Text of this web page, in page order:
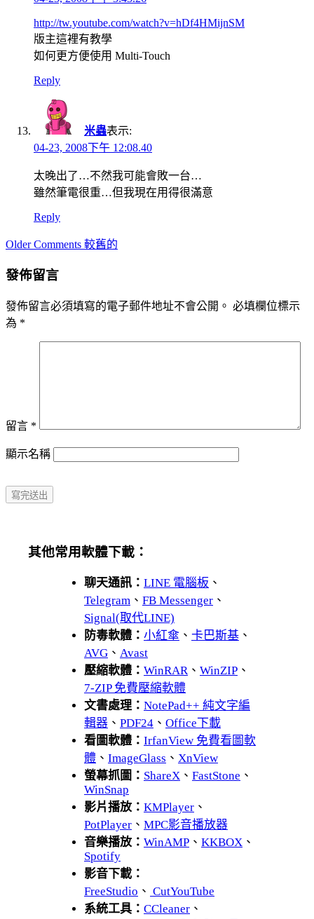
http://tw.youtube.com/watch?v=hDf4HMijnSM
版主這裡有教學
如何更方便使用 Multi-Touch
Reply
米蟲表示:
04-23, 2008下午 12:08.40
太晚出了…不然我可能會敗一台…
雖然筆電很重…但我現在用得很滿意
Reply
Comment
Older Comments 較舊的
發佈留言
發佈留言必須填寫的電子郵件地址不會公開。 必填欄位標示
為 *
留言 *
顯示名稱
其他常用軟體下載：
聊天通訊： LINE 電腦板 、
Telegram 、 FB Messenger 、
Signal(取代LINE)
防毒軟體： 小紅傘 、 卡巴斯基 、
AVG 、 Avast
壓縮軟體： WinRAR、 WinZIP 、
7-ZIP 免費壓縮軟體
文書處理： NotePad++ 純文字編
輯器 、 PDF24 、 Office下載
看圖軟體： IrfanView 免費看圖軟
體 、 ImageGlass 、 XnView
螢幕抓圖： ShareX 、 FastStone 、
WinSnap
影片播放： KMPlayer 、
PotPlayer 、 MPC影音播放器
音樂播放： WinAMP 、 KKBOX 、
Spotify
影音下載：
FreeStudio 、 CutYouTube
系統工具： CCleaner 、